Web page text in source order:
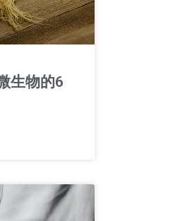
生物的6